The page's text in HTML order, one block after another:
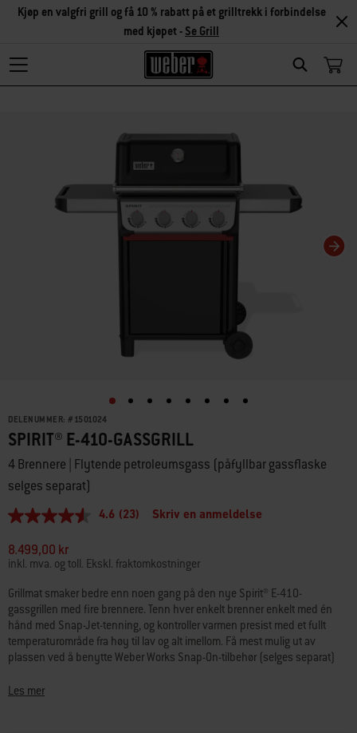
Search
Kjøp en valgfri grill og få 10 % rabatt på et grilltrekk i forbindelse
med kjøpet - Se Grill
DELENUMMER: # 1501024
SPIRIT® E-410-GASSGRILL
4 Brennere | Flytende petroleumsgass (påfyllbar gassflaske
selges separat)
4.6
5
stjerner,
gjennomsnittlig
vurderingsverdi.
Read
23
Reviews.
Samme
sidelenke.
4.6 (23) Skriv en anmeldelse
8.499,00 kr
inkl. mva. og toll. Ekskl. fraktomkostninger
Grillmat smaker bedre enn noen gang på den nye Spirit® E-410-
gassgrillen med fire brennere. Tenn hver enkelt brenner enkelt med én
hånd med Snap-Jet-tenning, og kontroller varmen presist med et fullt
temperaturområde fra høy til lav og alt imellom. Få mest mulig ut av
plassen ved å benytte Weber Works Snap-On-tilbehør (selges separat)
rekkevidde med sidebord i ripebestandig hammertone-metall som er
Les mer